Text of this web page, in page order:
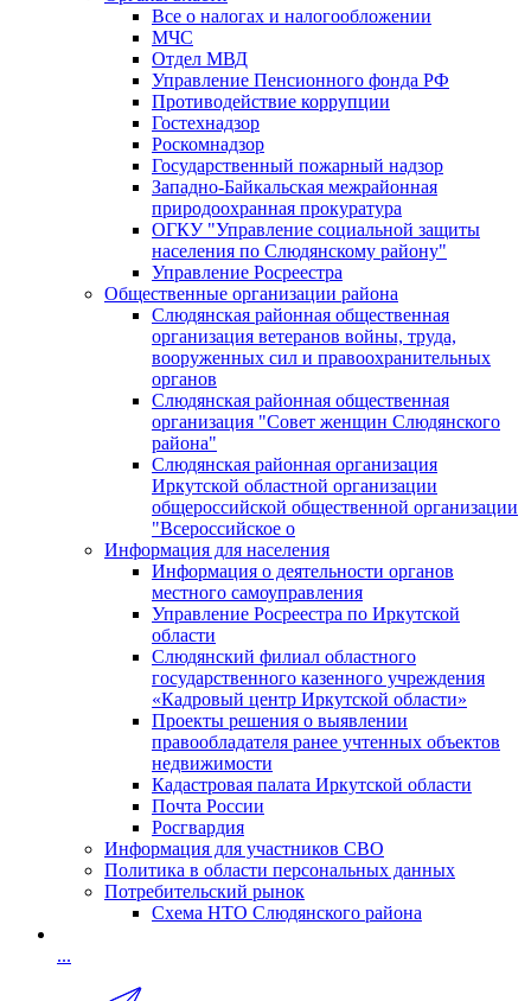
Все о налогах и налогообложении
МЧС
Отдел МВД
Управление Пенсионного фонда РФ
Противодействие коррупции
Гостехнадзор
Роскомнадзор
Государственный пожарный надзор
Западно-Байкальская межрайонная
природоохранная прокуратура
ОГКУ "Управление социальной защиты
населения по Слюдянскому району"
Управление Росреестра
Общественные организации района
Слюдянская районная общественная
организация ветеранов войны, труда,
вооруженных сил и правоохранительных
органов
Слюдянская районная общественная
организация "Совет женщин Слюдянского
района"
Слюдянская районная организация
Иркутской областной организации
общероссийской общественной организации
"Всероссийское о
Информация для населения
Информация о деятельности органов
местного самоуправления
Управление Росреестра по Иркутской
области
Слюдянский филиал областного
государственного казенного учреждения
«Кадровый центр Иркутской области»
Проекты решения о выявлении
правообладателя ранее учтенных объектов
недвижимости
Кадастровая палата Иркутской области
Почта России
Росгвардия
Информация для участников СВО
Политика в области персональных данных
Потребительский рынок
Схема НТО Слюдянского района
...